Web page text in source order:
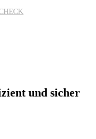
und sicher